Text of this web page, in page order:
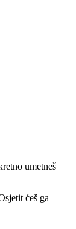
umetneš
ćeš ga